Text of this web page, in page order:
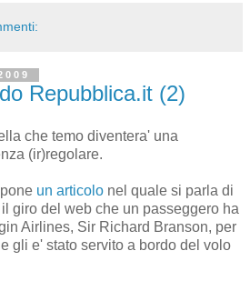
Repubblica.it (2)
che temo diventera' una
(ir)regolare.
un articolo nel quale si parla di
giro del web che un passeggero ha
Airlines, Sir Richard Branson, per
gli e' stato servito a bordo del volo